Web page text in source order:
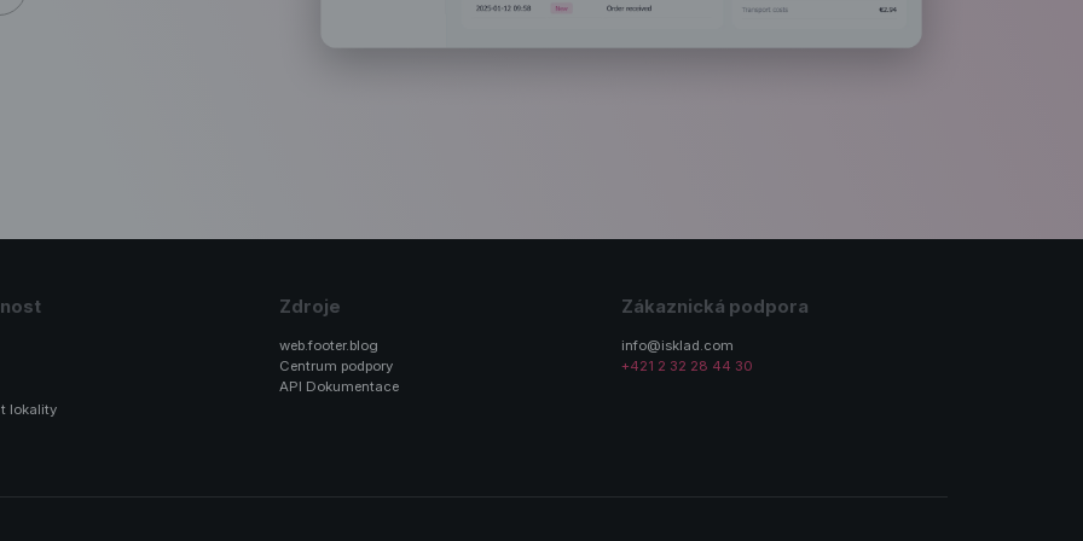
lokality
Zdroje
web.footer.blog
Centrum podpory
API Dokumentace
Zákaznická podpora
info@isklad.com
+421 2 32 28 44 30